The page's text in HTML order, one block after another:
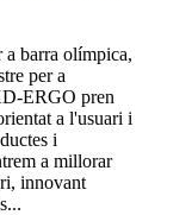
barra olímpica,
per a
ERGO pren
a l'usuari i
i
a millorar
innovant